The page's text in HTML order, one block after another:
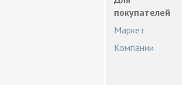
покупателей
Маркет
Компании